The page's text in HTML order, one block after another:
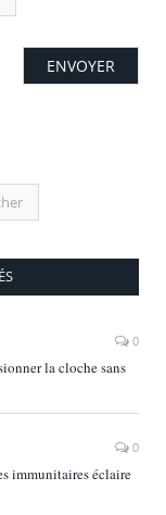
0
la cloche sans
0
immunitaires éclaire